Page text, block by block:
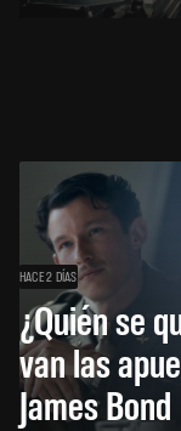
HACE 2 DÍAS
¿Quién se
van las
James Bond